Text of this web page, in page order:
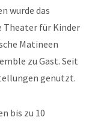
wurde das
für Kinder
Matineen
zu Gast. Seit
genutzt.
bis zu 10